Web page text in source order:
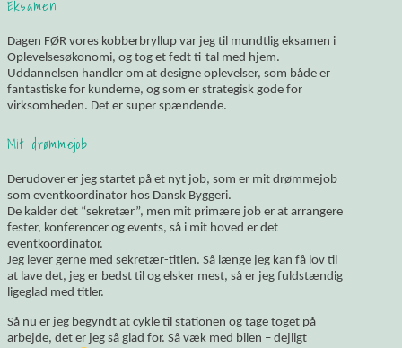
Eksamen
Dagen FØR vores kobberbryllup var jeg til mundtlig eksamen i
Oplevelsesøkonomi, og tog et fedt ti-tal med hjem.
Uddannelsen handler om at designe oplevelser, som både er
fantastiske for kunderne, og som er strategisk gode for
virksomheden. Det er super spændende.
Mit drømmejob
Derudover er jeg startet på et nyt job, som er mit drømmejob
som eventkoordinator hos Dansk Byggeri.
De kalder det “sekretær”, men mit primære job er at arrangere
fester, konferencer og events, så i mit hoved er det
eventkoordinator.
Jeg lever gerne med sekretær-titlen. Så længe jeg kan få lov til
at lave det, jeg er bedst til og elsker mest, så er jeg fuldstændig
ligeglad med titler.
Så nu er jeg begyndt at cykle til stationen og tage toget på
arbejde, det er jeg så glad for. Så væk med bilen – dejligt